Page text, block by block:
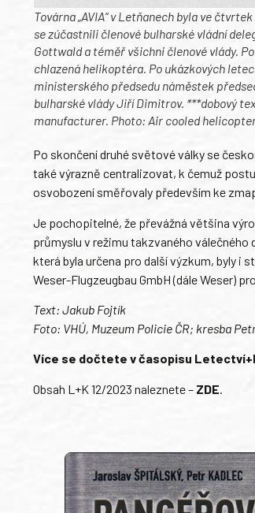
Továrna „AVIA“ v Letňanech byla ve
se zúčastnili členové bulharské vládní
Gottwald a téměř všichni členové vlády.
chlazená helikoptéra. Po ukázkových
ministerského předsedu náměstek
bulharské vlády Jiří Dimitrov. ***dobový
manufacturer. Photo: Air cooled
Po skončení druhé světové války se
také výrazně centralizovat, k čemuž
osvobození směřovaly především ke
Je pochopitelné, že převážná většina
průmyslu v režimu takzvaného
která byla určena pro další výzkum, byly i
Weser-Flugzeugbau GmbH (dále Weser)
Text: Jakub Fojtík
Foto: VHÚ, Muzeum Policie ČR; kresba
Více se dočtete v časopisu
Obsah L+K 12/2023 naleznete – ZDE